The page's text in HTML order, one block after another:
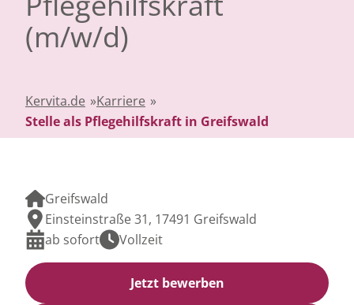
(m/w/d)
Kervita.de »Karriere »
Stelle als Pflegehilfskraft in Greifswald
Greifswald
Einsteinstraße 31, 17491 Greifswald
ab sofort
Vollzeit
Jetzt bewerben